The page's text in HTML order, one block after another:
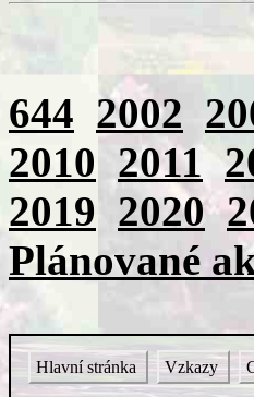
644 2002
2010 2011
2019 2020
Plánované
Hlavní stránka Vzkazy